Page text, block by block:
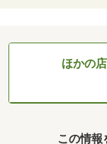
ほかの
この情報